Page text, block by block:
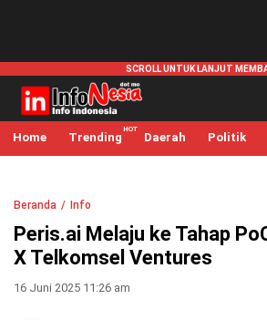
infonesia.me
Info Indonesia
Home Trending Daerah Politik
Beranda Info
Peris.ai Melaju ke Tahap
X Telkomsel Ventures
16 Juni 2025 11:26 am